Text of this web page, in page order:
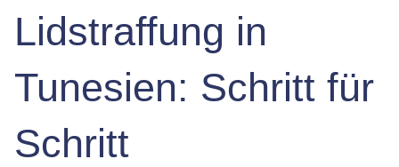
Lidstraffung in
Tunesien: Schritt für
Schritt